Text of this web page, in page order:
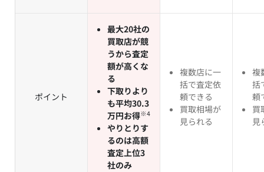
ポイント
最大20社の
買取店が競
うから査定
額が高くな
る
下取りより
も平均30.3
万円お得※4
やりとりす
るのは高額
査定上位3
社のみ
複数店に一
括で査定依
頼できる
買取相場が
見られる
複
括
頼
買
見